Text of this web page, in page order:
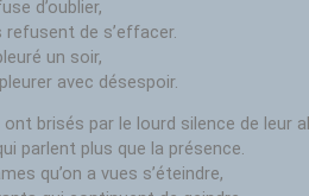
d’oublier,
de s’effacer.
un soir,
avec désespoir.
brisés par le lourd silence de leur
parlent plus que la présence.
qu’on a vues s’éteindre,